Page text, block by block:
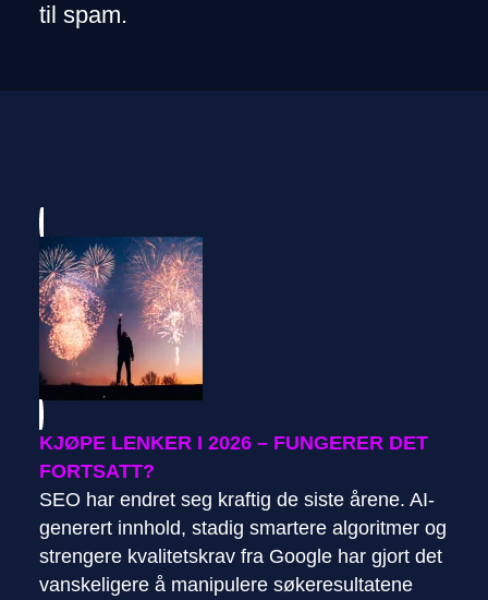
til spam.
KJØPE LENKER I 2026 – FUNGERER DET
FORTSATT?
SEO har endret seg kraftig de siste årene. AI-
generert innhold, stadig smartere algoritmer og
strengere kvalitetskrav fra Google har gjort det
vanskeligere å manipulere søkeresultatene